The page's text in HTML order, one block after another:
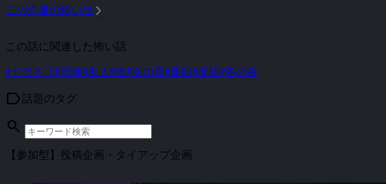
この作者の怖い話 arrow_forward_ios
この話に関連した怖い話
#ドライブ#恐怖#友人 #橋#女の霊#運転#堤防#冬の夜
label話題のタグ
search
【参加型】投稿企画・タイアップ企画